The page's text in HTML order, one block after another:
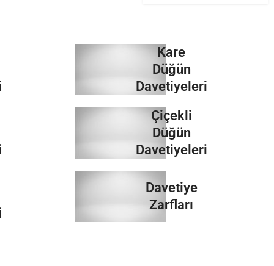
Kare
Düğün
Davetiyeleri
İncele
Çiçekli
Düğün
Davetiyeleri
İncele
Davetiye
Zarfları